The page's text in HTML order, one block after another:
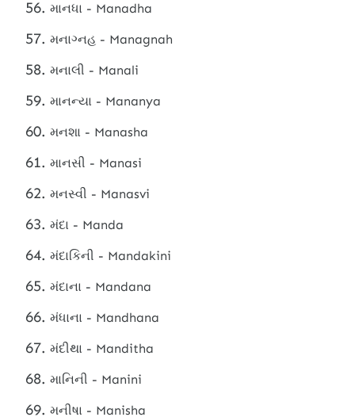
માનધા - Manadha
મનાગ્નહ - Managnah
મનાલી - Manali
માનન્યા - Mananya
મનશા - Manasha
માનસી - Manasi
મનસ્વી - Manasvi
મંદા - Manda
મંદાકિની - Mandakini
મંદાના - Mandana
મંધાના - Mandhana
મંદીથા - Manditha
માનિની - Manini
મનીષા - Manisha